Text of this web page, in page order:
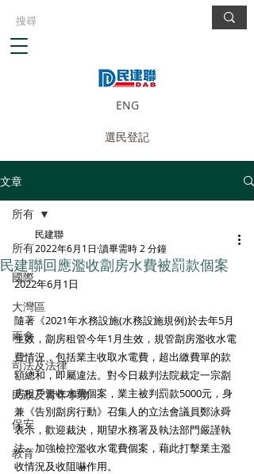
ENG
選民登記
文章
所有
國際
大灣區
兩會
司法及法律
民政及青年事務
保安
教育
所有
民建聯回應濫收劏房水費被罰款個案
民建聯
2022年6月1日 讀畢需時 2 分鐘
2022年6月1日
隨著《2021年水務設施(水務設施規例)於去年5月
生效，劏房租管今年1月生效，規管劏房濫收水電
費情況，包括業主收取水電費，超出繳費單的款
額總和，即屬違法。對今日裁判法院裁定一宗劏
房租戶濫收水費個案，業主被判罰款5000元，身
兼《告別劏房行動》召集人的立法會議員鄭泳舜
表示，歡迎裁決，期望水務署及執法部門嚴謹執
法，加強檢控濫收水電費個案，藉此打擊業主濫
收情況及收阻嚇作用。